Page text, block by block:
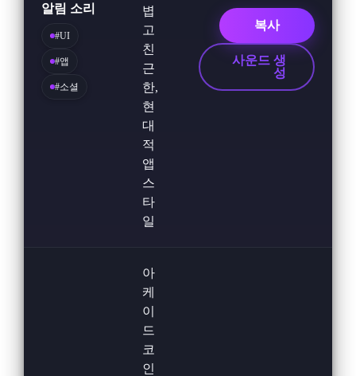
알림 소리
#UI
#앱
#소셜
볍
고
친
근
한,
현
대
적
앱
스
타
일
복사
사운드 생
성
아
케
이
드
코
인